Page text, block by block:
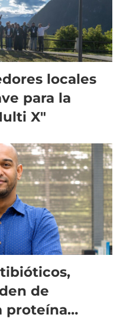
locales
para la
X"
de
proteína